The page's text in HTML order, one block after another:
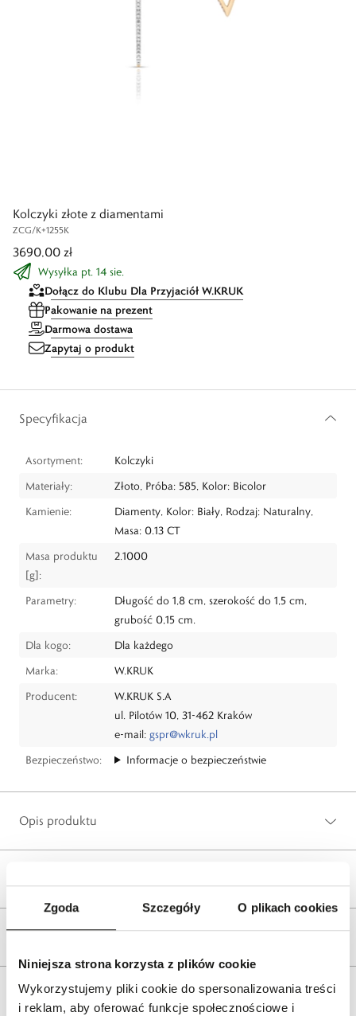
Zgoda Szczegóły O plikach cookies
Niniejsza strona korzysta z plików cookie
Wykorzystujemy pliki cookie do spersonalizowania treści
i reklam, aby oferować funkcje społecznościowe i
Kolczyki złote z diamentami
ZCG/K+1255K
3690,00 zł
Wysyłka pt. 14 sie.
Dołącz do Klubu Dla Przyjaciół W.KRUK
Pakowanie na prezent
Darmowa dostawa
Zapytaj o produkt
Specyfikacja
Asortyment:
Kolczyki
Materiały:
Złoto, Próba: 585, Kolor: Bicolor
Kamienie:
Diamenty, Kolor: Biały, Rodzaj: Naturalny,
Masa: 0.13 CT
Masa produktu
[g]:
2.1000
Parametry:
Długość do 1,8 cm, szerokość do 1,5 cm,
grubość 0,15 cm.
Dla kogo:
Dla każdego
Marka:
W.KRUK
Producent:
W.KRUK S.A
ul. Pilotów 10, 31-462 Kraków
e-mail: gspr@wkruk.pl
Bezpieczeństwo:
Informacje o bezpieczeństwie
Opis produktu
Tagi